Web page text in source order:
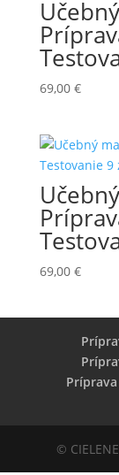
69,00 €
69,00 €
©